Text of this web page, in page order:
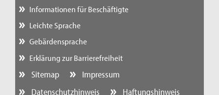
Informationen für Beschäftigte
Leichte Sprache
Gebärdensprache
Erklärung zur Barrierefreiheit
Sitemap
Impressum
Datenschutzhinweis
Haftungshinweis